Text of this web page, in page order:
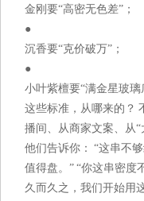
金刚要“高密无色差”；
●
沉香要“克价破万”；
●
小叶紫檀要“满金星玻璃
这些标准，从哪来的？
播间、从商家文案、从“
他们告诉你： “这串不
值得盘。” “你这串密度
久而久之，我们开始用